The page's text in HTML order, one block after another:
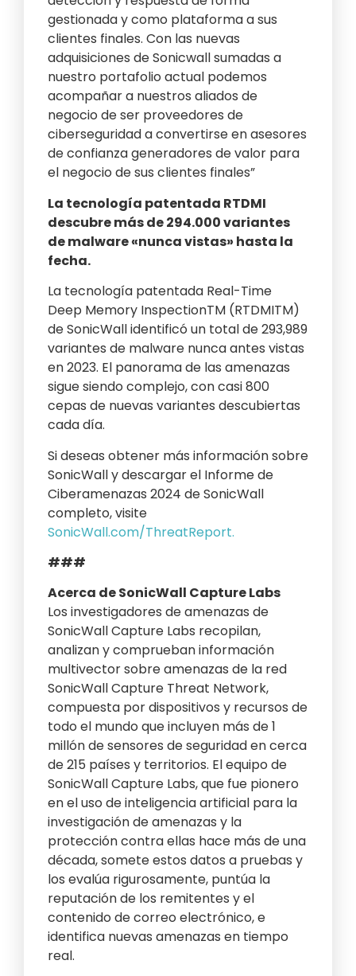
gestionada y como plataforma a sus
clientes finales. Con las nuevas
adquisiciones de Sonicwall sumadas a
nuestro portafolio actual podemos
acompañar a nuestros aliados de
negocio de ser proveedores de
ciberseguridad a convertirse en asesores
de confianza generadores de valor para
el negocio de sus clientes finales”
La tecnología patentada RTDMI
descubre más de 294.000 variantes
de malware «nunca vistas» hasta la
fecha.
La tecnología patentada Real-Time
Deep Memory InspectionTM (RTDMITM)
de SonicWall identificó un total de 293,989
variantes de malware nunca antes vistas
en 2023. El panorama de las amenazas
sigue siendo complejo, con casi 800
cepas de nuevas variantes descubiertas
cada día.
Si deseas obtener más información sobre
SonicWall y descargar el Informe de
Ciberamenazas 2024 de SonicWall
completo, visite
SonicWall.com/ThreatReport.
###
Acerca de SonicWall Capture Labs
Los investigadores de amenazas de
SonicWall Capture Labs recopilan,
analizan y comprueban información
multivector sobre amenazas de la red
SonicWall Capture Threat Network,
compuesta por dispositivos y recursos de
todo el mundo que incluyen más de 1
millón de sensores de seguridad en cerca
de 215 países y territorios. El equipo de
SonicWall Capture Labs, que fue pionero
en el uso de inteligencia artificial para la
investigación de amenazas y la
protección contra ellas hace más de una
década, somete estos datos a pruebas y
los evalúa rigurosamente, puntúa la
reputación de los remitentes y el
contenido de correo electrónico, e
identifica nuevas amenazas en tiempo
real.